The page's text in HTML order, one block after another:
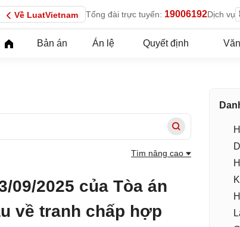
Về LuatVietnam Tổng đài trực tuyến: 19006192Dịch vụ
Bản án Án lệ Quyết định
Tìm nâng cao
09/2025 của Tòa án
về tranh chấp hợp